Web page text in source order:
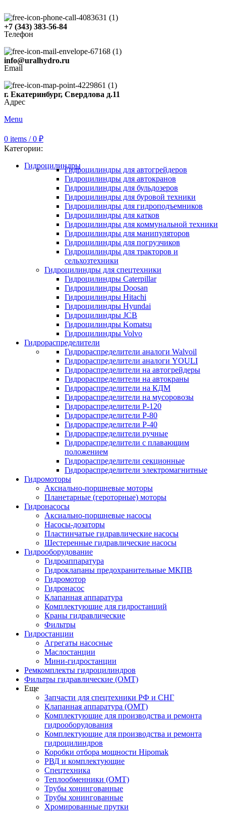
+7 (343) 383-56-84
Телефон
info@uralhydro.ru
Email
г. Екатеринбург, Свердлова д.11
Адрес
Menu
0 items / 0 ₽
Категории:
ГидроцилиндрыГидроцилиндры для автогрейдеров
Гидроцилиндры для автокранов
Гидроцилиндры для бульдозеров
Гидроцилиндры для буровой техники
Гидроцилиндры для гидроподъемников
Гидроцилиндры для катков
Гидроцилиндры для коммунальной техники
Гидроцилиндры для манипуляторов
Гидроцилиндры для погрузчиков
Гидроцилиндры для тракторов и
сельхозтехники
Гидроцилиндры для спецтехники
Гидроцилиндры Caterpillar
Гидроцилиндры Doosan
Гидроцилиндры Hitachi
Гидроцилиндры Hyundai
Гидроцилиндры JCB
Гидроцилиндры Komatsu
Гидроцилиндры Volvo
Гидрораспределители
Гидрораспределители аналоги Walvoil
Гидрораспределители аналоги YOULI
Гидрораспределители на автогрейдеры
Гидрораспределители на автокраны
Гидрораспределители на КДМ
Гидрораспределители на мусоровозы
Гидрораспределители Р-120
Гидрораспределители Р-80
Гидрораспределители Р-40
Гидрораспределители ручные
Гидрораспределители с плавающим
положением
Гидрораспределители секционные
Гидрораспределители электромагнитные
Гидромоторы
Аксиально-поршневые моторы
Планетарные (героторные) моторы
Гидронасосы
Аксиально-поршневые насосы
Насосы-дозаторы
Пластинчатые гидравлические насосы
Шестеренные гидравлические насосы
Гидрооборудование
Гидроаппаратура
Гидроклапаны предохранительные МКПВ
Гидромотор
Гидронасос
Клапанная аппаратура
Комплектующие для гидростанций
Краны гидравлические
Фильтры
Гидростанции
Агрегаты насосные
Маслостанции
Мини-гидростанции
Ремкомплекты гидроцилиндров
Фильтры гидравлические (OMT)
Еще
Запчасти для спецтехники РФ и СНГ
Клапанная аппаратура (OMT)
Комплектующие для производства и ремонта
гидрооборудования
Комплектующие для производства и ремонта
гидроцилиндров
Коробки отбора мощности Hipomak
РВД и комплектующие
Спецтехника
Теплообменники (OMT)
Трубы хонингованные
Трубы хонингованные
Хромированные прутки